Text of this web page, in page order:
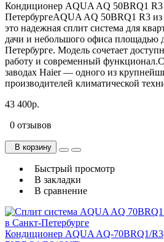
Кондиционер AQUA AQ 50BRQ1
ПетербургеAQUA AQ 50BRQ1 R3
это надежная сплит система для
дачи и небольшого офиса площадью
Петербурге. Модель сочетает
работу и современный
заводах Haier — одного из
производителей климатической
43 400р.
0 отзывов
В корзину
Быстрый просмотр
В закладки
В сравнение
Кондиционер AQUA AQ-70BRQ1/